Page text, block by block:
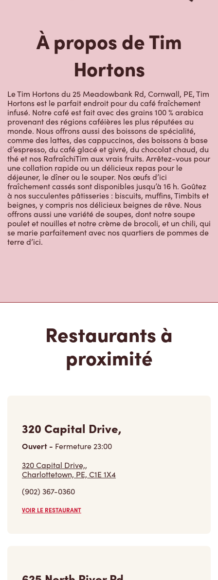
À propos de Tim
Hortons
Le Tim Hortons du 25 Meadowbank Rd, Cornwall, PE, Tim
Hortons est le parfait endroit pour du café fraîchement
infusé. Notre café est fait avec des grains 100 % arabica
provenant des régions caféières les plus réputées au
monde. Nous offrons aussi des boissons de spécialité,
comme des lattes, des cappuccinos, des boissons à base
d’espresso, du café glacé et givré, du chocolat chaud, du
thé et nos RafraîchiTim aux vrais fruits. Arrêtez-vous pour
une collation rapide ou un délicieux repas pour le
déjeuner, le dîner ou le souper. Nos œufs d’ici
fraîchement cassés sont disponibles jusqu’à 16 h. Goûtez
à nos succulentes pâtisseries : biscuits, muffins, Timbits et
beignes, y compris nos délicieux beignes de rêve. Nous
offrons aussi une variété de soupes, dont notre soupe
poulet et nouilles et notre crème de brocoli, et un chili, qui
se marie parfaitement avec nos quartiers de pommes de
terre d’ici.
proximité
Ouvert-Fermeture23:00
320 Capital Drive,,
Charlottetown, PE, C1E 1X4
(902) 367-0360
VOIR LE RESTAURANT